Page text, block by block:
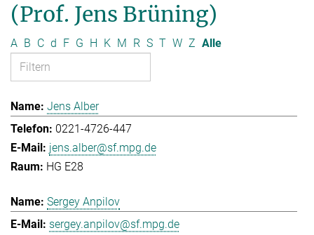
(Prof. Jens Brüning)
A B C d F G H K M R S T W Z Alle
Jens Alber
0221-4726-447
jens.alber@sf.mpg.de
HG E28
Sergey Anpilov
sergey.anpilov@sf.mpg.de